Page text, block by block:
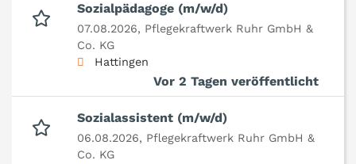
Sozialpädagoge (m/w/d)
07.08.2026, Pflegekraftwerk Ruhr GmbH &
Co. KG
Hattingen
Vor 2 Tagen veröffentlicht
Sozialassistent (m/w/d)
06.08.2026, Pflegekraftwerk Ruhr GmbH &
Co. KG